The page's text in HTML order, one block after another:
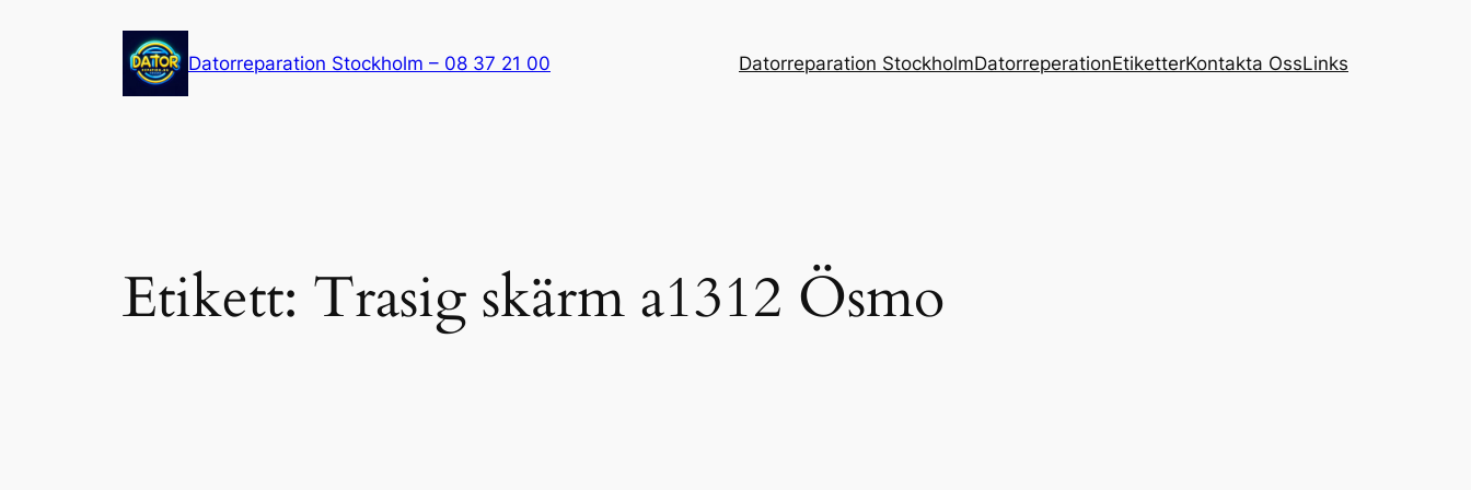
Datorreparation Stockholm – 08 37 21 00 Datorreparation StockholmDatorreperationEtiketterKontakta OssLinks
Etikett: Trasig skärm a1312 Ösmo